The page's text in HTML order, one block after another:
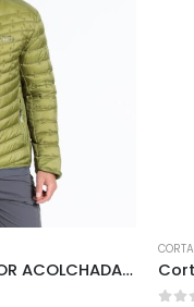
PARKA KANNU OUTDOOR ACOLCHADA HIBRIDA HOMBRE